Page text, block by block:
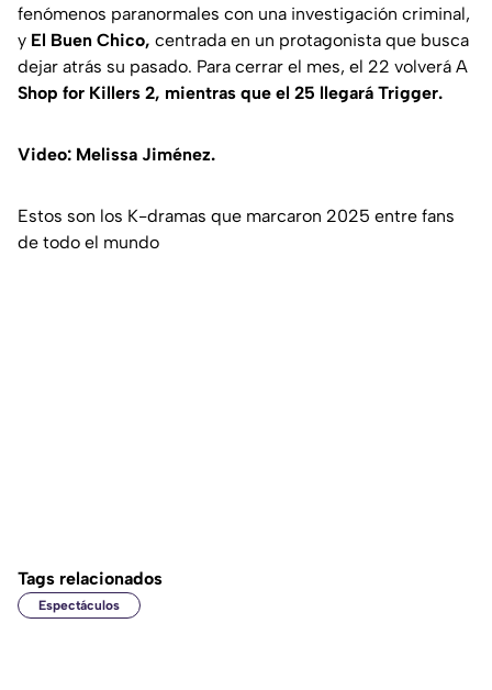
fenómenos paranormales con una investigación criminal,
y El Buen Chico, centrada en un protagonista que busca
dejar atrás su pasado. Para cerrar el mes, el 22 volverá A
Shop for Killers 2, mientras que el 25 llegará Trigger.
Video: Melissa Jiménez.
Estos son los K-dramas que marcaron 2025 entre fans
de todo el mundo
Tags relacionados
Espectáculos